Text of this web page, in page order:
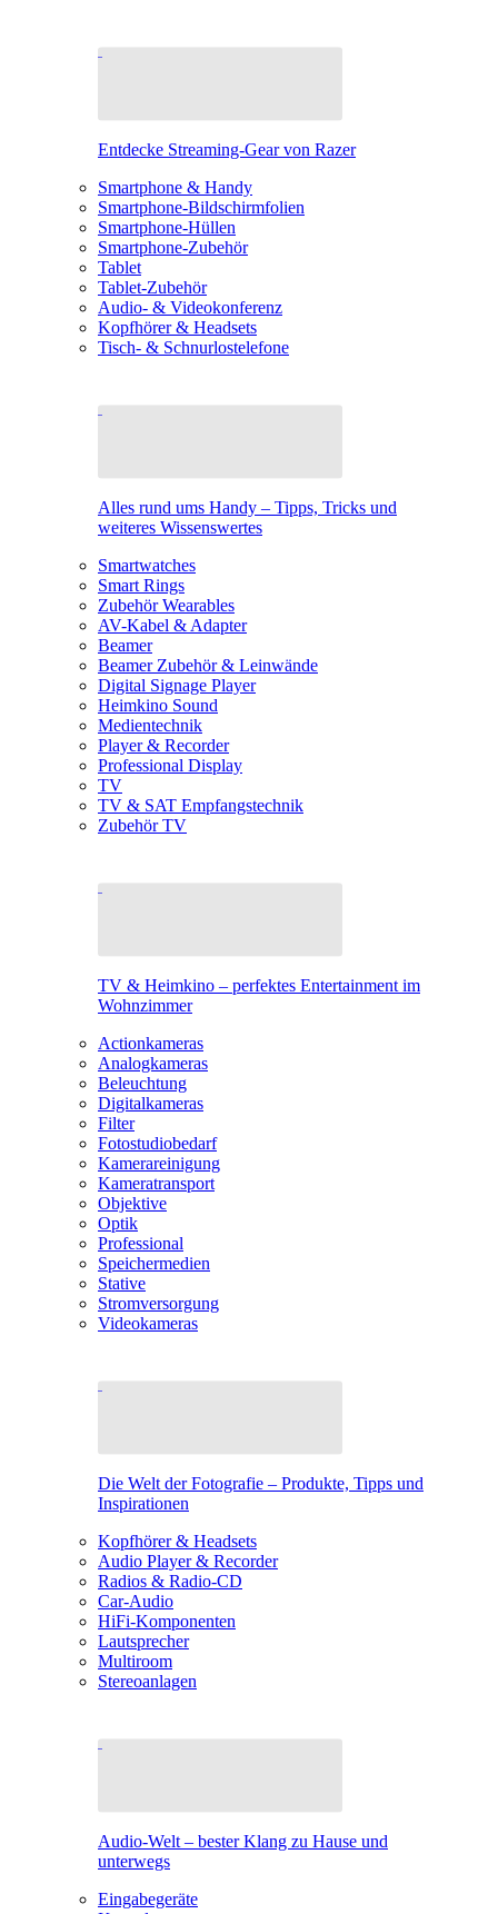
Entdecke Streaming-Gear von Razer
Smartphone & Handy
Smartphone-Bildschirmfolien
Smartphone-Hüllen
Smartphone-Zubehör
Tablet
Tablet-Zubehör
Audio- & Videokonferenz
Kopfhörer & Headsets
Tisch- & Schnurlostelefone
Alles rund ums Handy – Tipps, Tricks und
weiteres Wissenswertes
Smartwatches
Smart Rings
Zubehör Wearables
AV-Kabel & Adapter
Beamer
Beamer Zubehör & Leinwände
Digital Signage Player
Heimkino Sound
Medientechnik
Player & Recorder
Professional Display
TV
TV & SAT Empfangstechnik
Zubehör TV
TV & Heimkino – perfektes Entertainment im
Wohnzimmer
Actionkameras
Analogkameras
Beleuchtung
Digitalkameras
Filter
Fotostudiobedarf
Kamerareinigung
Kameratransport
Objektive
Optik
Professional
Speichermedien
Stative
Stromversorgung
Videokameras
Die Welt der Fotografie – Produkte, Tipps und
Inspirationen
Kopfhörer & Headsets
Audio Player & Recorder
Radios & Radio-CD
Car-Audio
HiFi-Komponenten
Lautsprecher
Multiroom
Stereoanlagen
Audio-Welt – bester Klang zu Hause und
unterwegs
Eingabegeräte